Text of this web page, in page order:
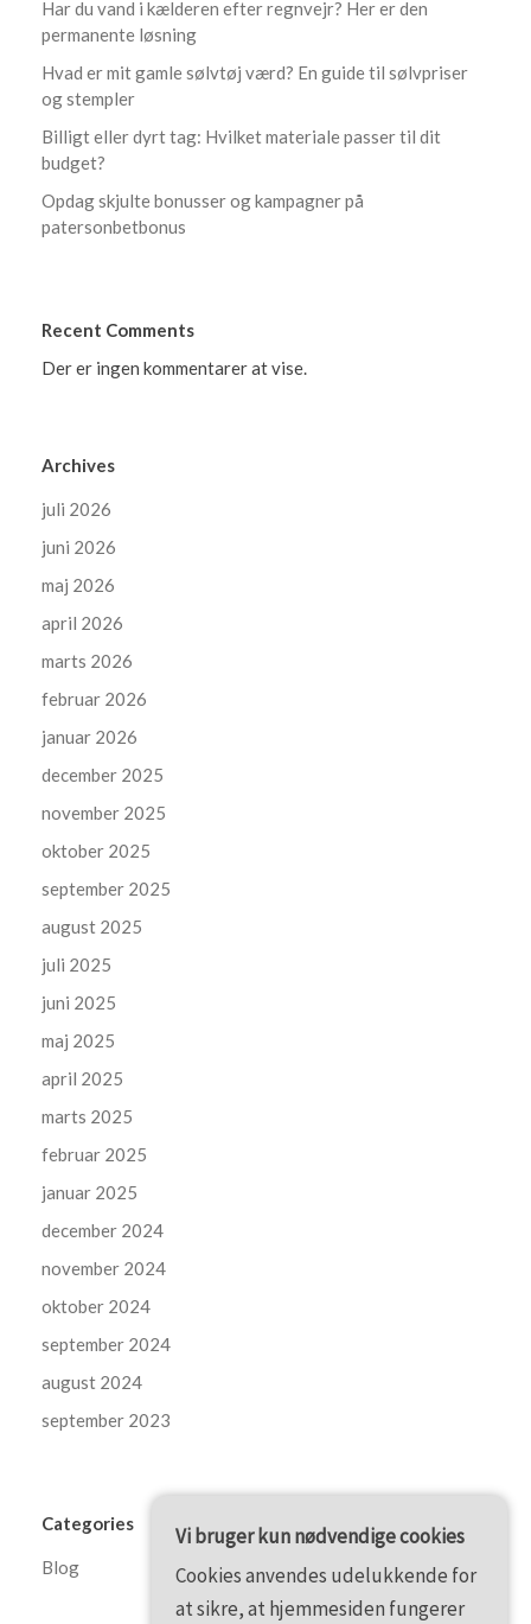
Har du vand i kælderen efter regnvejr? Her er den
permanente løsning
Hvad er mit gamle sølvtøj værd? En guide til sølvpriser
og stempler
Billigt eller dyrt tag: Hvilket materiale passer til dit
budget?
Opdag skjulte bonusser og kampagner på
patersonbetbonus
Recent Comments
Der er ingen kommentarer at vise.
Archives
juli 2026
juni 2026
maj 2026
april 2026
marts 2026
februar 2026
januar 2026
december 2025
november 2025
oktober 2025
september 2025
august 2025
juli 2025
juni 2025
maj 2025
april 2025
marts 2025
februar 2025
januar 2025
december 2024
november 2024
oktober 2024
september 2024
august 2024
september 2023
Categories
Blog
Vi bruger kun nødvendige cookies
Cookies anvendes udelukkende for
at sikre, at hjemmesiden fungerer